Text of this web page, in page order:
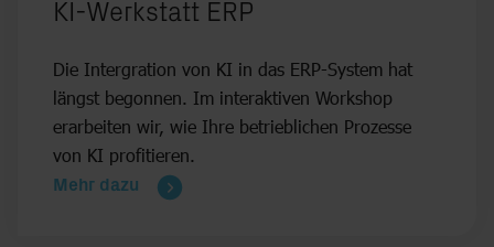
:KI-Werkstatt ERP
Die Intergration von KI in das ERP-System hat
längst begonnen. Im interaktiven Workshop
erarbeiten wir, wie Ihre betrieblichen Prozesse
von KI profitieren.
Mehr dazu